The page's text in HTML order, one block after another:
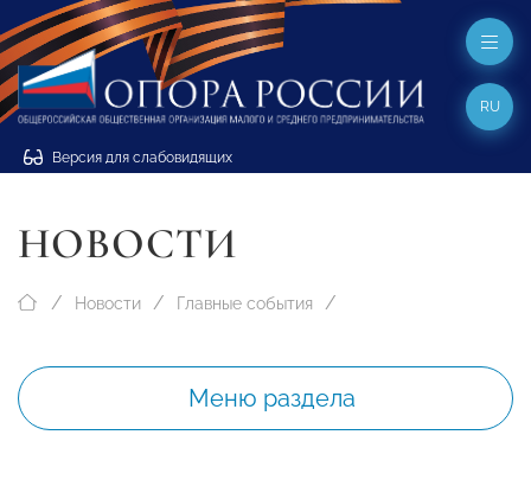
Версия для слабовидящих
RU
НОВОСТИ
Новости Главные события
Меню раздела